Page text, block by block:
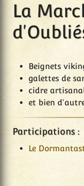
La
Beignets
galettes de
cidre
et bien
Participations :
Le